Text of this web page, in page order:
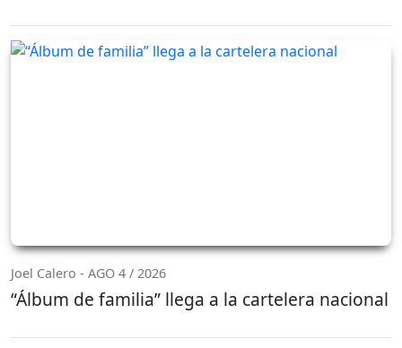
Joel Calero - AGO 4 / 2026
“Álbum de familia” llega a la cartelera nacional